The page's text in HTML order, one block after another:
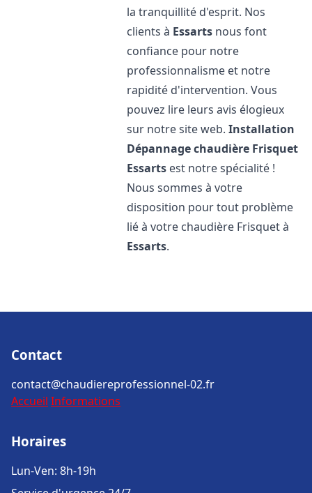
la tranquillité d'esprit. Nos
clients à Essarts nous font
confiance pour notre
professionnalisme et notre
rapidité d'intervention. Vous
pouvez lire leurs avis élogieux
sur notre site web.Installation
Dépannage chaudière Frisquet
Essarts est notre spécialité !
Nous sommes à votre
disposition pour tout problème
lié à votre chaudière Frisquet à
Essarts.
Contact
contact@chaudiereprofessionnel-02.fr
Accueil Informations
Horaires
Lun-Ven: 8h-19h